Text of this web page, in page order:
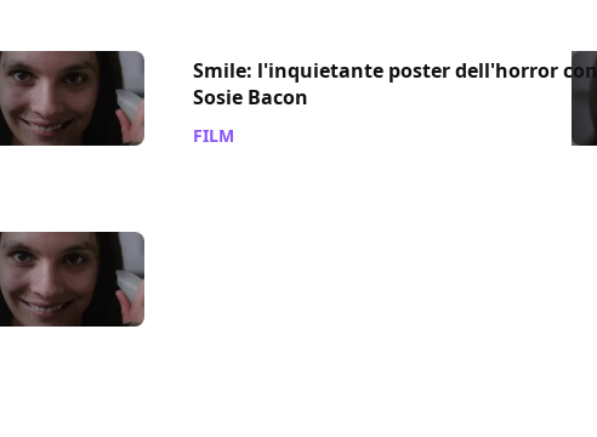
Smile: l'inquietante poster dell'horror con
Sosie Bacon
FILM